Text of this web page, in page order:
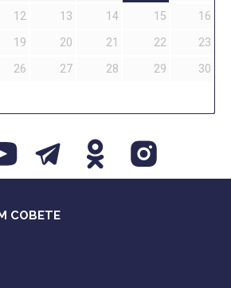
12 13 14 15
16
19 20 21 22
23
26 27 28 29
30
СОВЕТЕ